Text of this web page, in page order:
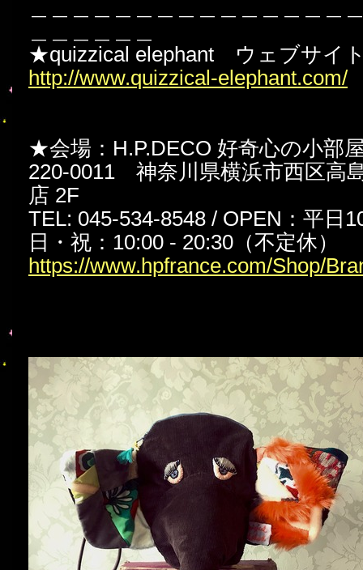
★quizzical elephant ウェブサイ
http://www.quizzical-elephant.com/
★会場：H.P.DECO 好奇心の小部
220-0011 神奈川県横浜市西区高
店 2F
TEL: 045-534-8548 / OPEN：平日
日・祝：10:00 - 20:30（不定休）
https://www.hpfrance.com/Shop/